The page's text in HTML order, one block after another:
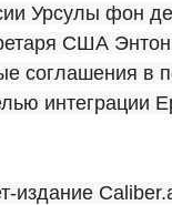
Урсулы фон
США
соглашения в
интеграции
издание